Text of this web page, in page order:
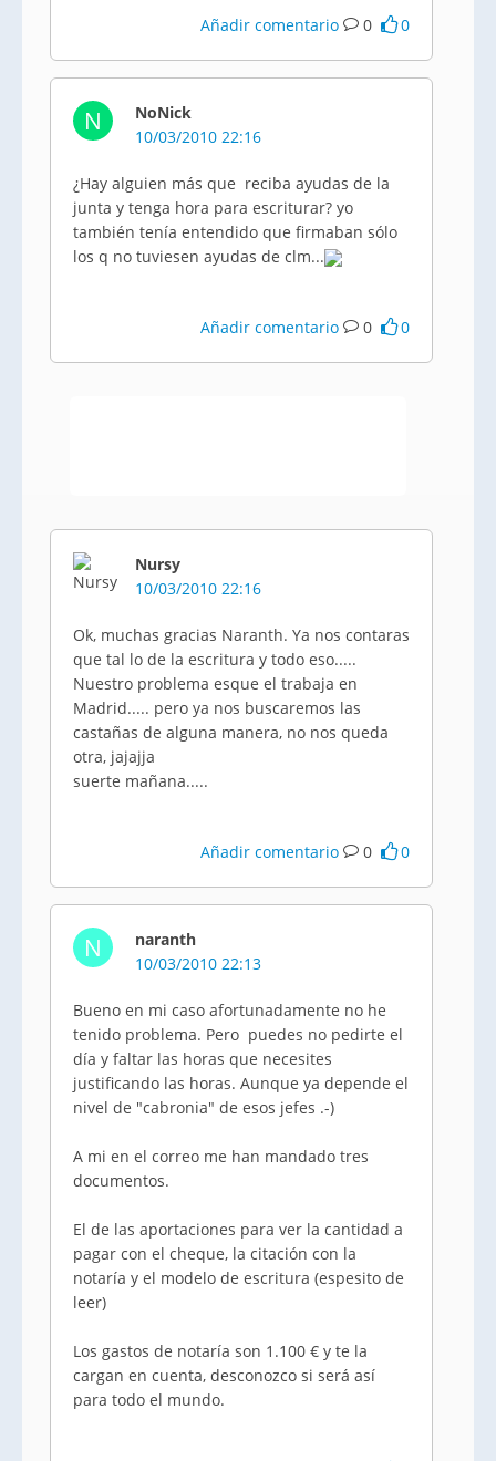
Añadir comentario 0 0
N
NoNick
10/03/2010 22:16
¿Hay alguien más que reciba ayudas de la
junta y tenga hora para escriturar? yo
también tenía entendido que firmaban sólo
los q no tuviesen ayudas de clm...
Añadir comentario 0 0
Nursy
10/03/2010 22:16
Ok, muchas gracias Naranth. Ya nos contaras
que tal lo de la escritura y todo eso.....
Nuestro problema esque el trabaja en
Madrid..... pero ya nos buscaremos las
castañas de alguna manera, no nos queda
otra, jajajja
suerte mañana.....
Añadir comentario 0 0
N
naranth
10/03/2010 22:13
Bueno en mi caso afortunadamente no he
tenido problema. Pero puedes no pedirte el
día y faltar las horas que necesites
justificando las horas. Aunque ya depende el
nivel de "cabronia" de esos jefes .-)
A mi en el correo me han mandado tres
documentos.
El de las aportaciones para ver la cantidad a
pagar con el cheque, la citación con la
notaría y el modelo de escritura (espesito de
leer)
Los gastos de notaría son 1.100 € y te la
cargan en cuenta, desconozco si será así
para todo el mundo.